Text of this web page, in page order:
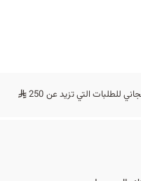
للطلبات التي تزيد عن 250